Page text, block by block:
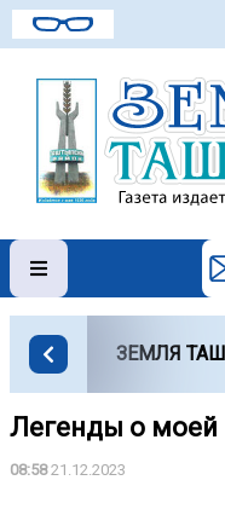
ЗЕМЛЯ
Легенды о моей
08:5821.12.2023